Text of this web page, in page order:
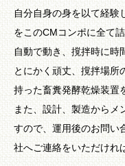
自分自身の身を以て経験
をこのCMコンポに全て
自動で動き、撹拌時に時
とにかく頑丈、撹拌場所
持った畜糞発酵乾燥装置
また、設計、製造からメ
すので、運用後のお問い
社へご連絡をいただけれ